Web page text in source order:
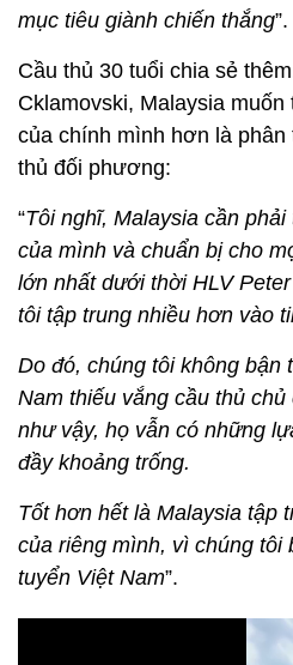
mục tiêu giành chiến thắng”.
Cầu thủ 30 tuổi chia sẻ
Cklamovski, Malaysia
của chính mình hơn là
thủ đối phương:
“Tôi nghĩ, Malaysia cần
của mình và chuẩn bị cho
lớn nhất dưới thời HLV
tôi tập trung nhiều hơn vào
Do đó, chúng tôi không bận
Nam thiếu vắng cầu thủ
như vậy, họ vẫn có những
đầy khoảng trống.
Tốt hơn hết là Malaysia tập
của riêng mình, vì chúng tôi
tuyển Việt Nam”.